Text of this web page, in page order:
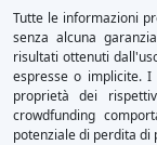
Tutte le informazioni
senza alcuna
risultati ottenuti
espresse o implicite.
proprietà dei
crowdfunding
potenziale di perdita di